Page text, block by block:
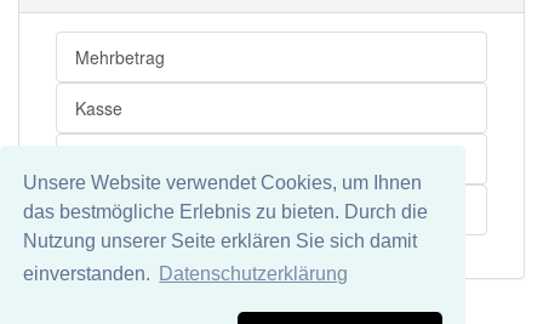
Unsere Website verwendet Cookies, um Ihnen
das bestmögliche Erlebnis zu bieten. Durch die
Nutzung unserer Seite erklären Sie sich damit
einverstanden.
Datenschutzerklärung
Mehrbetrag
Kasse
Kassendifferenz
Datenschutz